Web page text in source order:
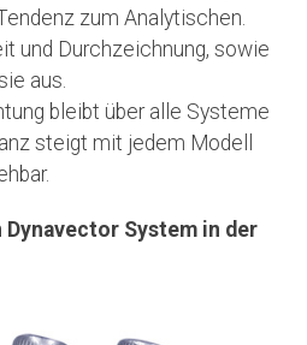
zum Analytischen.
und Durchzeichnung, sowie
aus.
bleibt über alle Systeme
steigt mit jedem Modell
Dynavector System in der